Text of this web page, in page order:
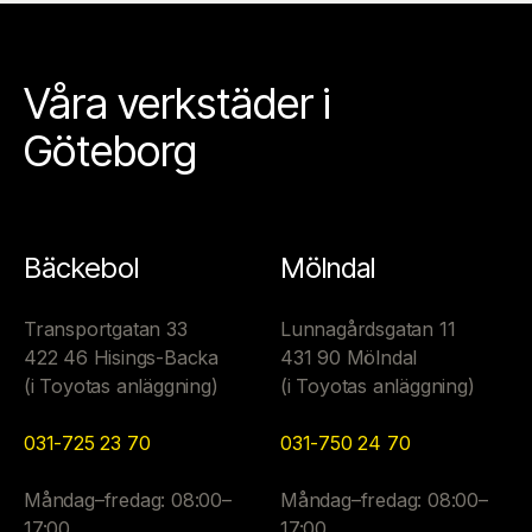
Våra verkstäder i
Göteborg
Bäckebol
Transportgatan 33
422 46 Hisings-Backa
(i Toyotas anläggning)
031-725 23 70
Måndag–fredag: 08:00–
Mölndal
Lunnagårdsgatan 11
431 90 Mölndal
(i Toyotas anläggning)
031-750 24 70
Måndag–fredag: 08:00–